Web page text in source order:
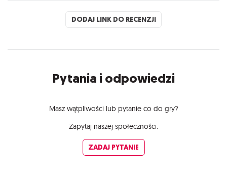
DODAJ LINK DO RECENZJI
Pytania i odpowiedzi
Masz wątpliwości lub pytanie co do gry?
Zapytaj naszej społeczności.
ZADAJ PYTANIE